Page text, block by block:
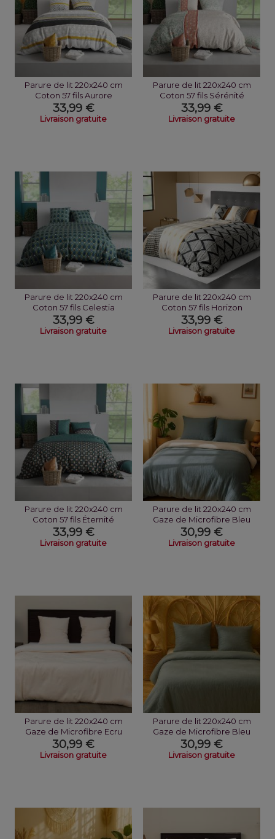
Parure de lit 220x240 cm
Coton 57 fils Aurore
33,99 €
Livraison gratuite
Parure de lit 220x240 cm
Coton 57 fils Sérénité
33,99 €
Livraison gratuite
Parure de lit 220x240 cm
Coton 57 fils Celestia
33,99 €
Livraison gratuite
Parure de lit 220x240 cm
Coton 57 fils Horizon
33,99 €
Livraison gratuite
Parure de lit 220x240 cm
Coton 57 fils Éternité
33,99 €
Livraison gratuite
Parure de lit 220x240 cm
Gaze de Microfibre Bleu
Pétrole...
30,99 €
Livraison gratuite
Parure de lit 220x240 cm
Gaze de Microfibre Ecru
Naturel...
30,99 €
Livraison gratuite
Parure de lit 220x240 cm
Gaze de Microfibre Bleu
Pétrole
30,99 €
Livraison gratuite